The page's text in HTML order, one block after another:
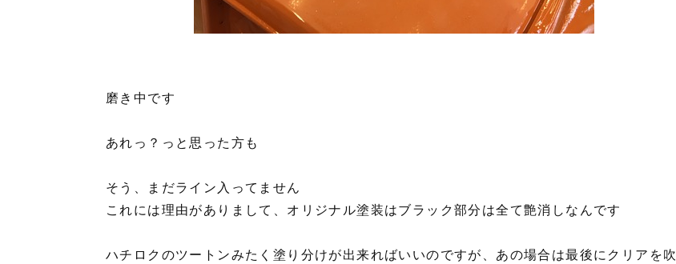
磨き中です
あれっ？っと思った方も
そう、まだライン入ってません
これには理由がありまして、オリジナル塗装はブラック部分は全て艶消しなんです
ハチロクのツートンみたく塗り分けが出来ればいいのですが、あの場合は最後にクリアを吹